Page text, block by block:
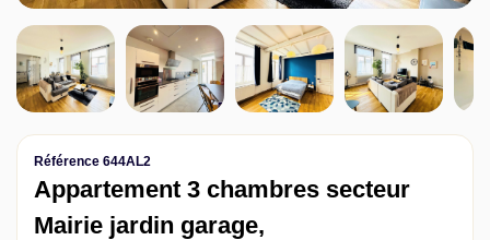
Référence 644AL2
Appartement 3 chambres secteur
Mairie jardin garage,